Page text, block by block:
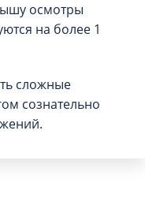
осмотры
на более 1
сложные
сознательно